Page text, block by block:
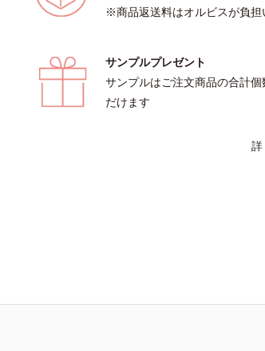
※商品返送料はオルビスが負担
サンプルプレゼント
サンプルはご注文商品の合計
だけます
詳